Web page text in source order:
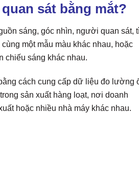
sát bằng mắt?
sáng, góc nhìn, người quan sát,
một mẫu màu khác nhau, hoặc
chiếu sáng khác nhau.
cách cung cấp dữ liệu đo lường
sản xuất hàng loạt, nơi doanh
hoặc nhiều nhà máy khác nhau.